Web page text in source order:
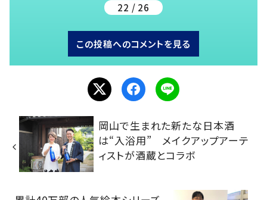
22 / 26
この投稿へのコメントを見る
岡山で生まれた新たな日本酒
は“入浴用” メイクアップアーテ
ィストが酒蔵とコラボ